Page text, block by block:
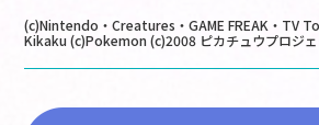
(c)Nintendo・Creatures・GAME FREAK・TV
Kikaku (c)Pokemon (c)2008 ピカチュウプロジ